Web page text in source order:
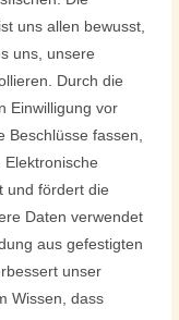
uns allen bewusst,
uns, unsere
Durch die
Einwilligung vor
fassen,
und fördert die
Daten verwendet
aus gefestigten
unser
Wissen, dass